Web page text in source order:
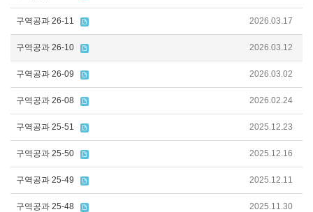
구역공과 26-11 2026.03.17
구역공과 26-10 2026.03.12
구역공과 26-09 2026.03.02
구역공과 26-08 2026.02.24
구역공과 25-51 2025.12.23
구역공과 25-50 2025.12.16
구역공과 25-49 2025.12.11
구역공과 25-48 2025.11.30